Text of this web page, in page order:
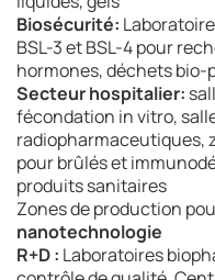
Biosécurité:
BSL-3 et BSL-4 pour
hormones, déchets
Secteur hospitalier:
fécondation in vitro,
radiopharmaceutiques,
pour brûlés et
produits sanitaires
Zones de production
nanotechnologie
R+D : Laboratoires